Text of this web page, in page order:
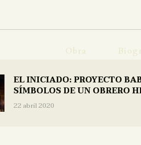
Obra
EL INICIADO: PROYECTO
SÍMBOLOS DE UN OBRERO
22 abril 2020